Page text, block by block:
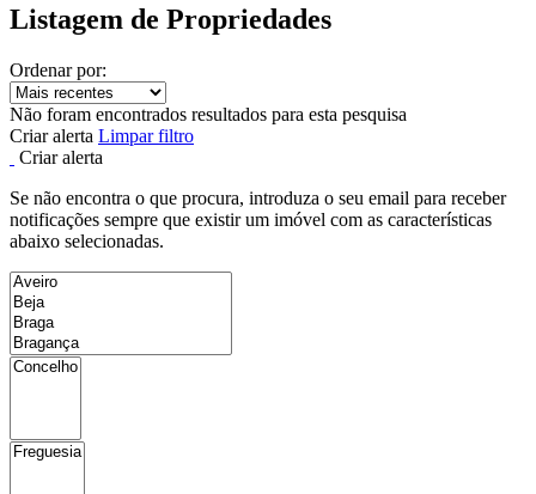
Listagem de Propriedades
Ordenar por:
Não foram encontrados resultados para esta pesquisa
Criar alerta Limpar filtro
Criar alerta
Se não encontra o que procura, introduza o seu email para receber
notificações sempre que existir um imóvel com as características
abaixo selecionadas.